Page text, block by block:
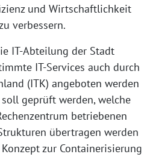
und Wirtschaftlichkeit
verbessern.
IT-Abteilung der Stadt
IT-Services auch durch
(ITK) angeboten werden
geprüft werden, welche
betriebenen
übertragen werden
zur Containerisierung